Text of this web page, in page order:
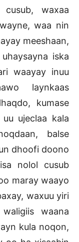
waxaa
waa nin
meeshaan,
iska
waayay inuu
laynkaas
kumase
ujeclaa kala
balse
dhoofi doono
nolol cusub
maray waayo
waxuu yiri
waana
kula noqon,